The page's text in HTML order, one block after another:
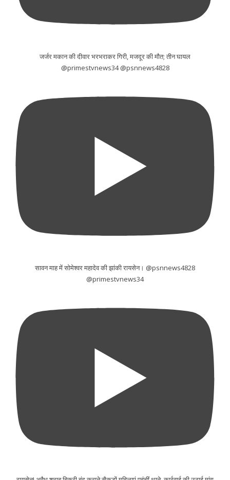
जर्जर मकान की दीवार भरभराकर गिरी, मजदूर की मौत; तीन घायल
@primestvnews34 @psnnews4828
सावन माह में सोमेश्वर महादेव की झांकी रायसेन। @psnnews4828
@primestvnews34